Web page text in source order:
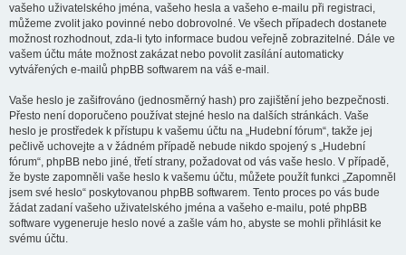
vašeho uživatelského jména, vašeho hesla a vašeho e-mailu při registraci,
můžeme zvolit jako povinné nebo dobrovolné. Ve všech případech dostanete
možnost rozhodnout, zda-li tyto informace budou veřejně zobrazitelné. Dále ve
vašem účtu máte možnost zakázat nebo povolit zasílání automaticky
vytvářených e-mailů phpBB softwarem na váš e-mail.
Vaše heslo je zašifrováno (jednosměrný hash) pro zajištění jeho bezpečnosti.
Přesto není doporučeno používat stejné heslo na dalších stránkách. Vaše
heslo je prostředek k přístupu k vašemu účtu na „Hudební fórum“, takže jej
pečlivě uchovejte a v žádném případě nebude nikdo spojený s „Hudební
fórum“, phpBB nebo jiné, třetí strany, požadovat od vás vaše heslo. V případě,
že byste zapomněli vaše heslo k vašemu účtu, můžete použít funkci „Zapomněl
jsem své heslo“ poskytovanou phpBB softwarem. Tento proces po vás bude
žádat zadaní vašeho uživatelského jména a vašeho e-mailu, poté phpBB
software vygeneruje heslo nové a zašle vám ho, abyste se mohli přihlásit ke
svému účtu.